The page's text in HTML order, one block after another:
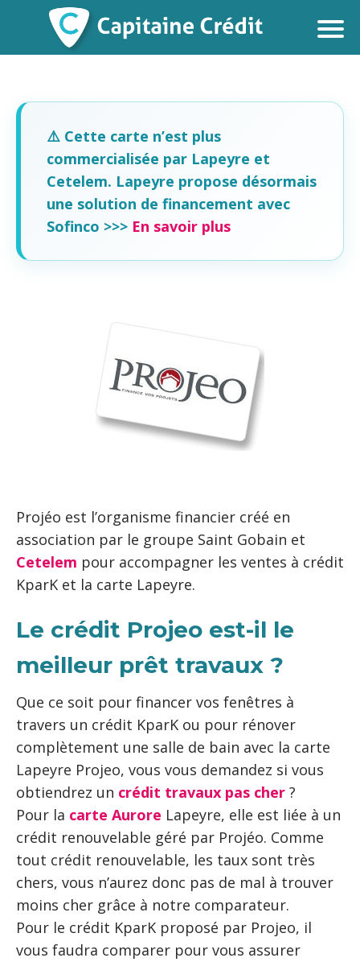
⚠️ Cette carte n’est plus
commercialisée par Lapeyre et
Cetelem. Lapeyre propose désormais
une solution de financement avec
Sofinco >>> En savoir plus
Projéo est l’organisme financier créé en
association par le groupe Saint Gobain et
Cetelem pour accompagner les ventes à crédit
KparK et la carte Lapeyre.
Le crédit Projeo est-il le
meilleur prêt travaux ?
Que ce soit pour financer vos fenêtres à
travers un crédit KparK ou pour rénover
complètement une salle de bain avec la carte
Lapeyre Projeo, vous vous demandez si vous
obtiendrez un crédit travaux pas cher ?
Pour la carte Aurore Lapeyre, elle est liée à un
crédit renouvelable géré par Projéo. Comme
tout crédit renouvelable, les taux sont très
chers, vous n’aurez donc pas de mal à trouver
moins cher grâce à notre comparateur.
Pour le crédit KparK proposé par Projeo, il
vous faudra comparer pour vous assurer